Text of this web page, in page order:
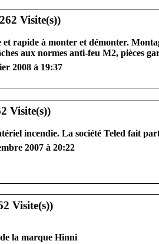
rapide à monter et démonter.
aux normes anti-feu M2, pièces
2008 à 19:37
incendie. La société Teled fait
2007 à 20:22
la marque Hinni